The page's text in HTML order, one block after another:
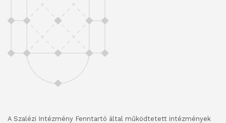
A Szalézi Intézmény Fenntartó által működtetett intézmények